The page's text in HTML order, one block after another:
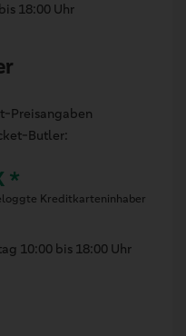
18:00 Uhr
Preisangaben
Butler:
*
Kreditkarteninhaber
10:00 bis 18:00 Uhr